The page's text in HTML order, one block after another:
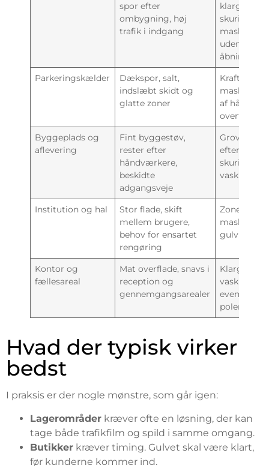
spor efter
ombygning, høj
trafik i indgang
klargøring,
skuring
maskinvask
uden for
åbningstid
Parkeringskælder
Dækspor, salt,
indslæbt skidt og
glatte zoner
Kraftig
maskinel
af hårde
overflader
Byggeplads og
aflevering
Fint byggestøv,
rester efter
håndværkere,
beskidte
adgangsveje
Grovrens
skuring
vask
Institution og hal
Stor flade, skift
mellem brugere,
behov for ensartet
rengøring
Zoneret
maskinel
Kontor og
fællesareal
Mat overflade, snavs i
reception og
gennemgangsarealer
vask og
eventuel
polering
Hvad der typisk virker
bedst
I praksis er der nogle mønstre, som går igen:
Lagerområder kræver ofte en løsning, der kan
tage både trafikfilm og spild i samme omgang.
Butikker kræver timing. Gulvet skal være klart,
før kunderne kommer ind.